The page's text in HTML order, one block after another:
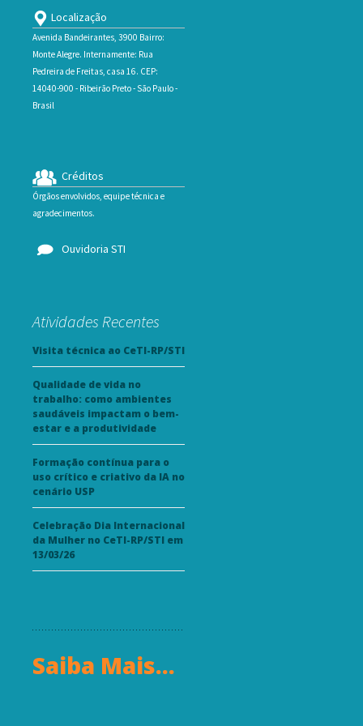
Localização
Avenida Bandeirantes, 3900 Bairro:
Monte Alegre. Internamente: Rua
Pedreira de Freitas, casa 16. CEP:
14040-900 - Ribeirão Preto - São Paulo -
Brasil
Créditos
Órgãos envolvidos, equipe técnica e
agradecimentos.
Ouvidoria STI
Atividades Recentes
Visita técnica ao CeTI-RP/STI
Qualidade de vida no
trabalho: como ambientes
saudáveis impactam o bem-
estar e a produtividade
Formação contínua para o
uso crítico e criativo da IA no
cenário USP
Celebração Dia Internacional
da Mulher no CeTI-RP/STI em
13/03/26
Saiba Mais...